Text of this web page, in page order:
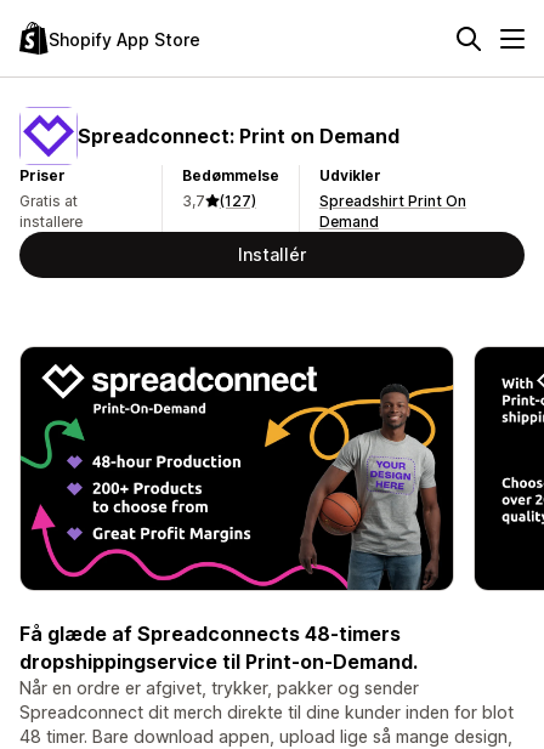
Shopify App Store
Spreadconnect: Print on Demand
Priser
Gratis at
installere
Bedømmelse
3,7
(127)
Udvikler
Spreadshirt Print On
Demand
Installér
Få glæde af Spreadconnects 48-timers
dropshippingservice til Print-on-Demand.
Når en ordre er afgivet, trykker, pakker og sender
Spreadconnect dit merch direkte til dine kunder inden for blot
48 timer. Bare download appen, upload lige så mange design,